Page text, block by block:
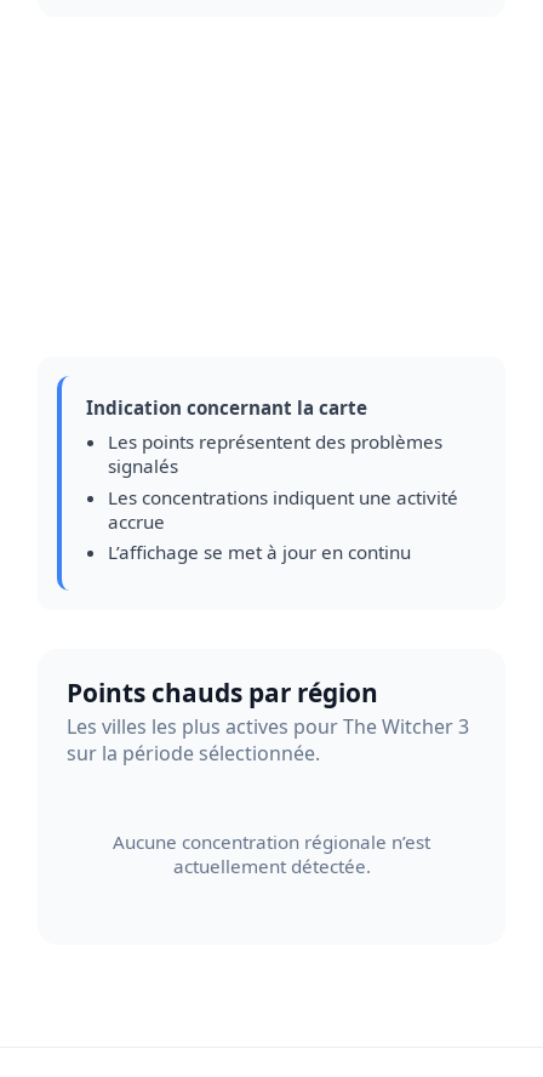
Indication concernant la carte
Les points représentent des problèmes
signalés
Les concentrations indiquent une activité
accrue
L’affichage se met à jour en continu
Points chauds par région
Les villes les plus actives pour The Witcher 3
sur la période sélectionnée.
Aucune concentration régionale n’est
actuellement détectée.